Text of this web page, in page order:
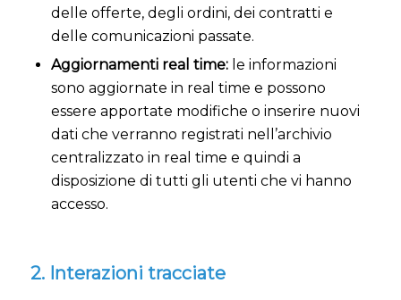
delle offerte, degli ordini, dei contratti e
delle comunicazioni passate.
Aggiornamenti real time:le informazioni
sono aggiornate in real time e possono
essere apportate modifiche o inserire nuovi
dati che verranno registrati nell’archivio
centralizzato in real time e quindi a
disposizione di tutti gli utenti che vi hanno
accesso.
2. Interazioni tracciate